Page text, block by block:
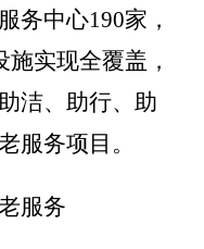
务中心190家，
实现全覆盖，
洁、助行、助
服务项目。
服务